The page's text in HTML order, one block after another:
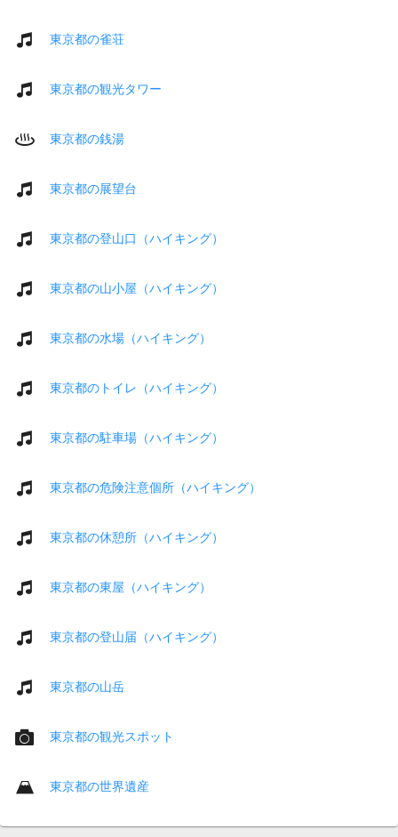
東京都の雀荘
東京都の観光タワー
東京都の銭湯
東京都の展望台
東京都の登山口（ハイキング）
東京都の山小屋（ハイキング）
東京都の水場（ハイキング）
東京都のトイレ（ハイキング）
東京都の駐車場（ハイキング）
東京都の危険注意個所（ハイキング）
東京都の休憩所（ハイキング）
東京都の東屋（ハイキング）
東京都の登山届（ハイキング）
東京都の山岳
東京都の観光スポット
東京都の世界遺産